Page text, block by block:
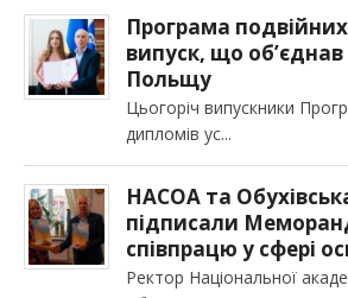
Програма
випуск, що об’єднав
Польщу
Цьогоріч випускники
дипломів ус
НАСОА та
підписали
співпрацю у сфері
Ректор Національної